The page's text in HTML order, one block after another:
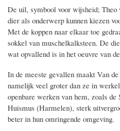
De uil, symbool voor wijsheid; Theo
dier als onderwerp kunnen kiezen
Met de koppen naar elkaar toe
sokkel van muschelkalksteen. De
wat opvallend is in het oeuvre van
In de meeste gevallen maakt Van
namelijk veel groter dan ze in
openbare werken van hem, zoals
Huismus (Harmelen), sterk
beter in hun omringende omgeving.